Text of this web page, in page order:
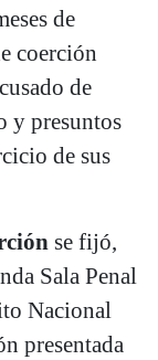
de
coerción
de
y presuntos
de sus
se fijó,
Sala Penal
Nacional
presentada